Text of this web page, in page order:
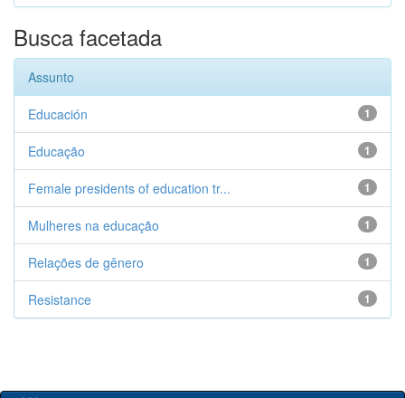
Busca facetada
Assunto
1
Educación
1
Educação
1
Female presidents of education tr...
1
Mulheres na educação
1
Relações de gênero
1
Resistance